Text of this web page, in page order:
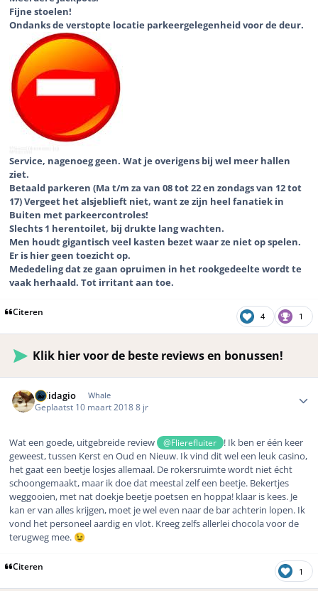
Fijne stoelen!
Ondanks de verstopte locatie parkeergelegenheid voor de deur.
Service, nagenoeg geen. Wat je overigens bij wel meer hallen
ziet.
Betaald parkeren (Ma t/m za van 08 tot 22 en zondags van 12 tot
17) Vergeet het alsjeblieft niet, want ze zijn heel fanatiek in
Buiten met parkeercontroles!
Slechts 1 herentoilet, bij drukte lang wachten.
Men houdt gigantisch veel kasten bezet waar ze niet op spelen.
Er is hier geen toezicht op.
Mededeling dat ze gaan opruimen in het rookgedeelte wordt te
vaak herhaald. Tot irritant aan toe.
Citeren 4 1
Klik hier voor de beste reviews en bonussen!
Solidagio Whale
Geplaatst 10 maart 20188 jr
Wat een goede, uitgebreide review @Flierefluiter
! Ik ben er één keer
geweest, tussen Kerst en Oud en Nieuw. Ik vind dit wel een leuk casino,
het gaat een beetje losjes allemaal. De rokersruimte wordt niet écht
schoongemaakt, maar ik doe dat meestal zelf een beetje. Bekertjes
weggooien, met nat doekje beetje poetsen en hoppa! klaar is kees. Je
kan er van alles krijgen, moet je wel even naar de bar achterin lopen. Ik
vond het personeel aardig en vlot. Kreeg zelfs allerlei chocola voor de
terugweg mee. 😉
Citeren 1